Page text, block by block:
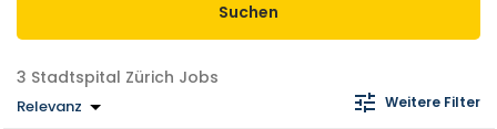
Suchen
Stadtspital Zürich Jobs
Relevanz Weitere Filter